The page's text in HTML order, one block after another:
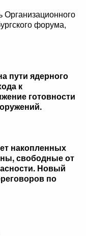
форума,
пути ядерного
к
готовности
накопленных
свободные от
Новый
по